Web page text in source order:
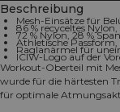
Beschreibung
Mesh-Einsätze für
86 % recyceltes Nylon,
72 % Nylon, 28 %
Athletische
Raglanärmel für
ICIW-Logo auf der
Workout-Oberteil mit
wurde für die härtesten
für optimale